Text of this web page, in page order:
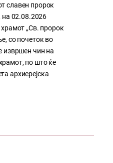
славен пророк
на 02.08.2026
„Св. пророк
со почеток во
извршен чин на
по што ќе
архиерејска